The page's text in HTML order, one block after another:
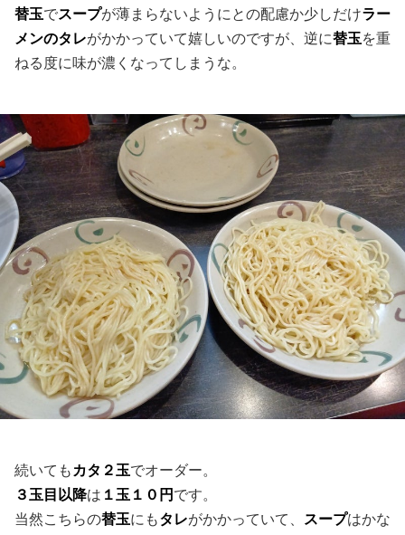
替玉でスープが薄まらないようにとの配慮か少しだけラー
メンのタレがかかっていて嬉しいのですが、逆に替玉を重
ねる度に味が濃くなってしまうな。
続いても カタ２玉でオーダー。
３玉目以降は １玉１０円 です。
当然こちらの替玉にもタレがかかっていて、 スープはかな